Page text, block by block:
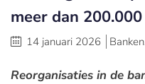
meer dan
14 januari 2026
Reorganisaties in de